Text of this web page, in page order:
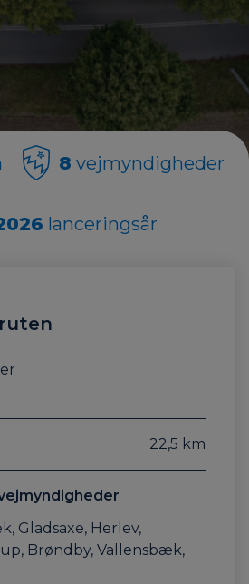
8 vejmyndigheder
lanceringsår
22,5 km
Gladsaxe, Herlev,
Brøndby, Vallensbæk,